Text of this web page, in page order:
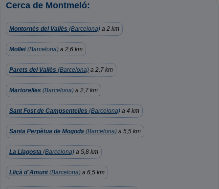
Cerca de Montmeló:
Montornés del Vallés (Barcelona) a 2 km
Mollet(Barcelona) a 2,6 km
Parets del Vallès (Barcelona) a 2,7 km
Martorelles (Barcelona) a 2,7 km
Sant Fost de Campsentelles (Barcelona) a 4 km
Santa Perpètua de Mogoda (Barcelona) a 5,5 km
La Llagosta (Barcelona) a 5,8 km
Lliçà d´Amunt(Barcelona) a 6,5 km